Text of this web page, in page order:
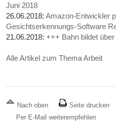
Juni 2018
26.06.2018:Amazon-Entwickler
Gesichtserkennungs-Software
21.06.2018:+++ Bahn bildet
Alle Artikel zum Thema Arbeit
Nach oben
Seite drucken
Per E-Mail weiterempfehlen